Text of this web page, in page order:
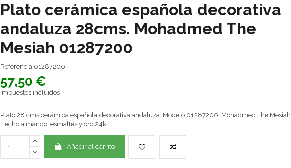
Plato cerámica española decorativa
andaluza 28cms. Mohadmed The
Mesiah 01287200
Referencia 01287200
57,50 €
Impuestos incluidos
Plato 28 cms cerámica española decorativa andaluza. Modelo 01287200. Mohadmed The Mesiah .
Hecho a mando, esmaltes y oro 24k.
Añadir al carrito